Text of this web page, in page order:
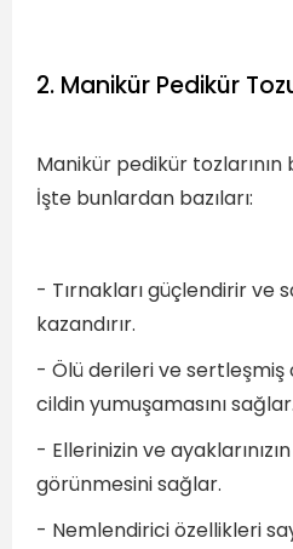
2. Manikür Pedikür
Manikür pedikür tozlarının
İşte bunlardan bazıları:
- Tırnakları güçlendirir ve
kazandırır.
- Ölü derileri ve
cildin yumuşamasını sağlar.
- Ellerinizin ve
görünmesini sağlar.
- Nemlendirici özellikleri